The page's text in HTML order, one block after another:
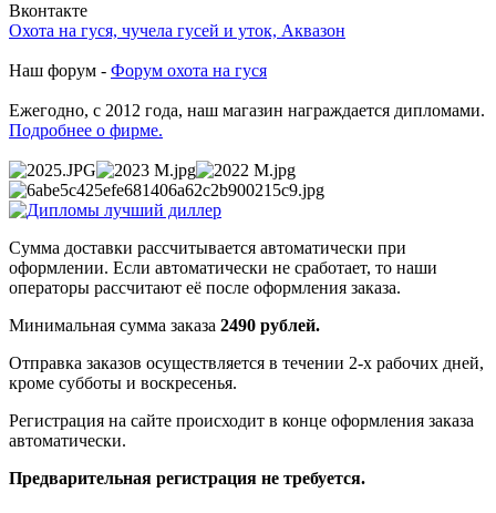
Вконтакте
Охота на гуся, чучела гусей и уток, Аквазон
Наш форум - Форум охота на гуся
Ежегодно, с 2012 года, наш магазин награждается дипломами.
Подробнее о фирме.
Сумма доставки рассчитывается автоматически при
оформлении. Если автоматически не сработает, то наши
операторы рассчитают её после оформления заказа.
Минимальная сумма заказа 2490 рублей.
Отправка заказов осуществляется в течении 2-х рабочих дней,
кроме субботы и воскресенья.
Регистрация на сайте происходит в конце оформления заказа
автоматически.
Предварительная регистрация не требуется.